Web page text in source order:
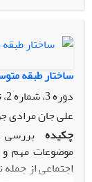
سیاسی تعیین
تأثیر گذاشت.
بوردیو، به
است. روش
عرصه رقابت
طبقات متوسط
متوسط با
دوره‌های مختلف
گرایش یافتند.
ساختار طبقه
دوره 3، شماره 2، تابستان 1401، صفحه
علی جان مرادی
چکیده بررسی
موضوعات مهم
اجتماعی از